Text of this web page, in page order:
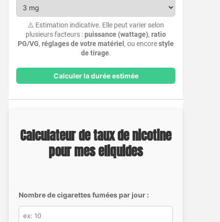
⚠️ Estimation indicative. Elle peut varier selon
plusieurs facteurs :puissance (wattage),ratio
PG/VG,réglages de votre matériel , ou encorestyle
de tirage.
Calculer la durée estimée
Calculateur de taux de nicotine
pour mes eliquides
Nombre de cigarettes fumées par jour :